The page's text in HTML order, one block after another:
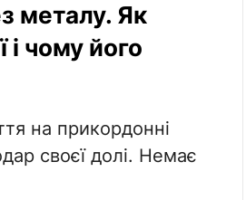
металу. Як
чому його
на прикордонні
своєї долі. Немає